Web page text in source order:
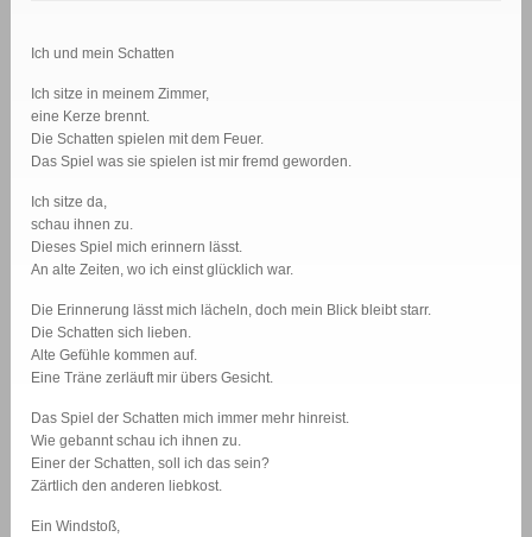
Ich und mein Schatten
Ich sitze in meinem Zimmer,
eine Kerze brennt.
Die Schatten spielen mit dem Feuer.
Das Spiel was sie spielen ist mir fremd geworden.
Ich sitze da,
schau ihnen zu.
Dieses Spiel mich erinnern lässt.
An alte Zeiten, wo ich einst glücklich war.
Die Erinnerung lässt mich lächeln, doch mein Blick bleibt starr.
Die Schatten sich lieben.
Alte Gefühle kommen auf.
Eine Träne zerläuft mir übers Gesicht.
Das Spiel der Schatten mich immer mehr hinreist.
Wie gebannt schau ich ihnen zu.
Einer der Schatten, soll ich das sein?
Zärtlich den anderen liebkost.
Ein Windstoß,